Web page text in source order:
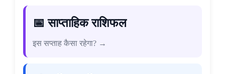
📅 साप्ताहिक राशिफल
इस सप्ताह कैसा रहेगा? →